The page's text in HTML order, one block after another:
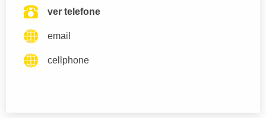
ver telefone
email
cellphone